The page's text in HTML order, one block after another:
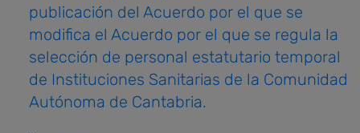
publicación del Acuerdo por el que se
modifica el Acuerdo por el que se regula la
selección de personal estatutario temporal
de Instituciones Sanitarias de la Comunidad
Autónoma de Cantabria.